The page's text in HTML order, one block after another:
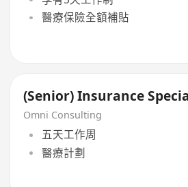
醫療保險全額補貼
(Senior) Insurance
Omni Consulting
五天工作周
醫療計劃